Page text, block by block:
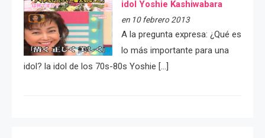
idol Yoshie Kashiwabara
en 10 febrero 2013
A la pregunta expresa: ¿Qué es
lo más importante para una
idol? la idol de los 70s-80s Yoshie […]